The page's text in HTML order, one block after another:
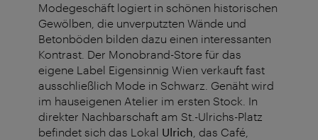
Modegeschäft logiert in schönen historischen
Gewölben, die unverputzten Wände und
Betonböden bilden dazu einen interessanten
Kontrast. Der Monobrand-Store für das
eigene Label Eigensinnig Wien verkauft fast
ausschließlich Mode in Schwarz. Genäht wird
im hauseigenen Atelier im ersten Stock. In
direkter Nachbarschaft am St.-Ulrichs-Platz
befindet sich das Lokal Ulrich , das Café,